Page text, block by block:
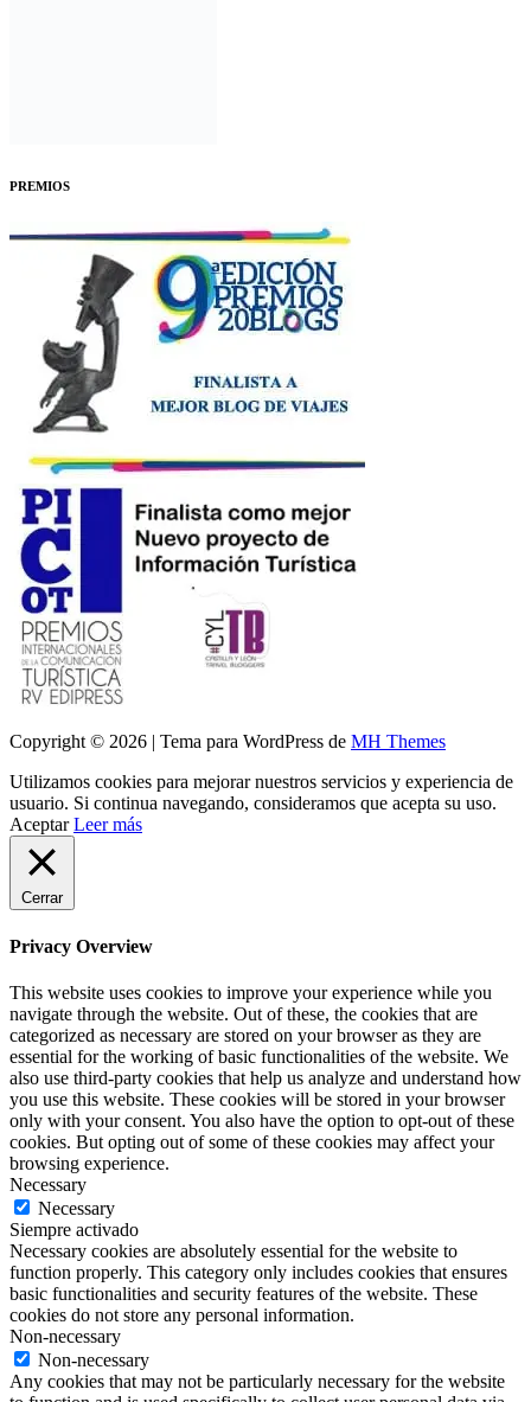
PREMIOS
Copyright © 2026 | Tema para WordPress de MH Themes
Utilizamos cookies para mejorar nuestros servicios y experiencia de
usuario. Si continua navegando, consideramos que acepta su uso.
Aceptar Leer más
Cerrar
Privacy Overview
This website uses cookies to improve your experience while you
navigate through the website. Out of these, the cookies that are
categorized as necessary are stored on your browser as they are
essential for the working of basic functionalities of the website. We
also use third-party cookies that help us analyze and understand how
you use this website. These cookies will be stored in your browser
only with your consent. You also have the option to opt-out of these
cookies. But opting out of some of these cookies may affect your
browsing experience.
Necessary
Necessary
Siempre activado
Necessary cookies are absolutely essential for the website to
function properly. This category only includes cookies that ensures
basic functionalities and security features of the website. These
cookies do not store any personal information.
Non-necessary
Non-necessary
Any cookies that may not be particularly necessary for the website